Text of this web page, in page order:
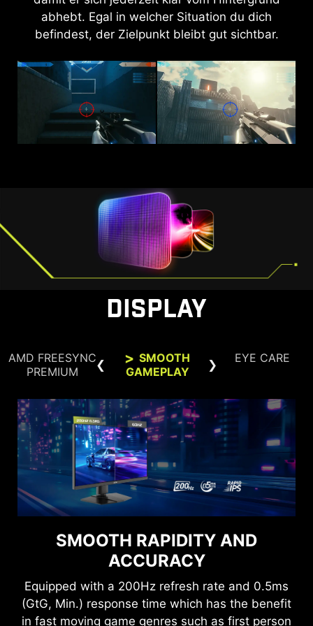
abhebt. Egal in welcher Situation du dich
befindest, der Zielpunkt bleibt gut sichtbar.
Helligkeit insgesamt verbessern und Farben
satter machen, sodass dein Tag strahlender
AI VISION OFF AI VISION ON
DISPLAY
AMD FREESYNC
PREMIUM
SMOOTH
GAMEPLAY
EYE CARE
SMOOTH RAPIDITY AND
ACCURACY
Equipped with a 200Hz refresh rate and 0.5ms
(GtG, Min.) response time which has the benefit
in fast moving game genres such as first person
SEHERLEBNIS.
Anti-Flicker- und Less-Blue-Light-Technik sorgen
für ein angenehmes Seherlebnis, indem sie
Flimmern reduzieren und das Blaulicht
verringern. So kannst du längere Gaming-
G-SYNC-KOMPATIBEL
Die G-SYNC-Kompatibilität synchronisiert die
Bildwiederholungsrate mit der GPU für flüssiges,